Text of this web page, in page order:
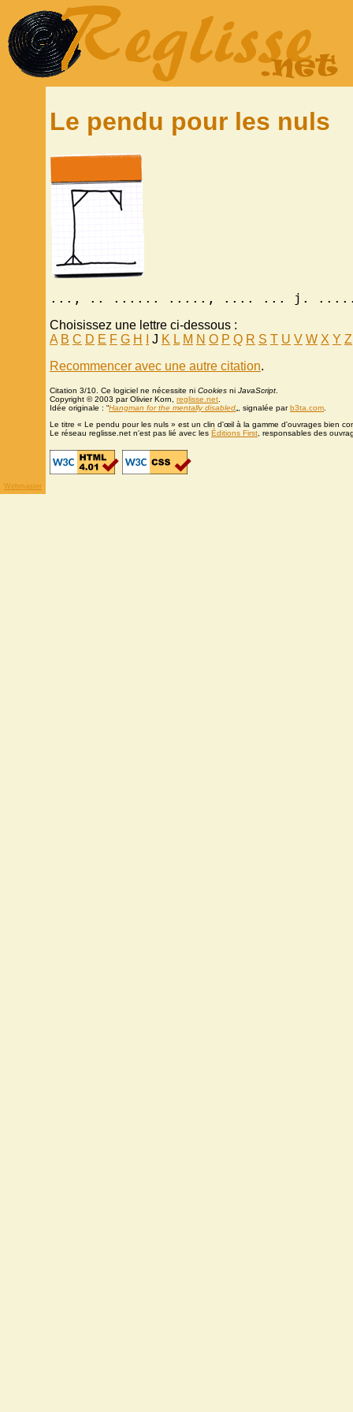
Webmaster
Le pendu pour les nuls
..., .. ...... ....., .... ... j.
Choisissez une lettre ci-dessous :
A B C D E F G H J K L M N O P Q R S T U V W X Y Z
Recommencer avec une autre citation.
Citation 3/10. Ce logiciel ne nécessite ni Cookies ni JavaScript
Copyright © 2003 par Olivier Korn, reglisse.net
Idée originale : “Hangman for the mentally disabled „, signalée parb3ta.com
Le titre « Le pendu pour les nuls » est un clin d'œil à la gamme d'ouvrages bien
Le réseau reglisse.net n'est pas lié avec les Éditions First , responsables des